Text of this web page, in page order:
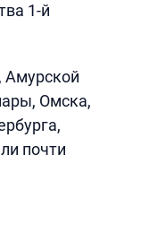
1-й
Амурской
Омска,
почти